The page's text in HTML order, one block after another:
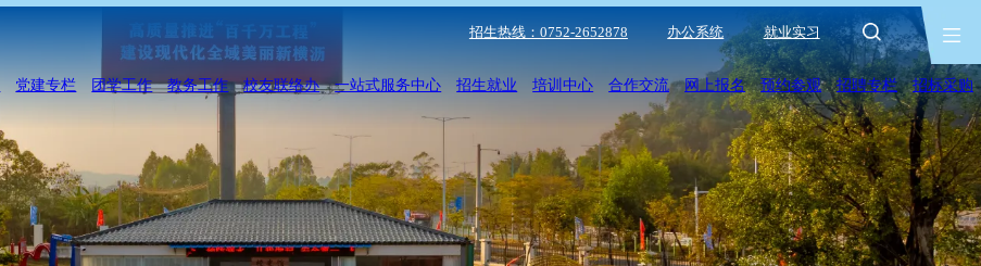
招生热线：0752-2652878 办公系统 就业实习
党建专栏 团学工作 教务工作 校友联络办 一站式服务中心 招生就业 培训中心 合作交流 网上报名 预约参观 招聘专栏 招标采购